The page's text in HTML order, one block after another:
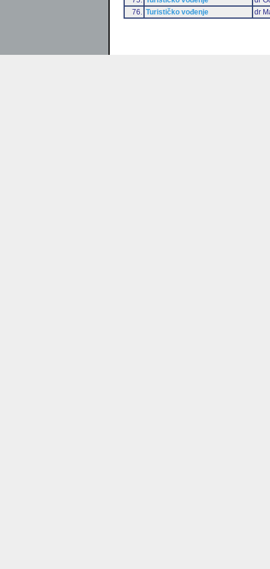
76.
Turističko vođenje dr